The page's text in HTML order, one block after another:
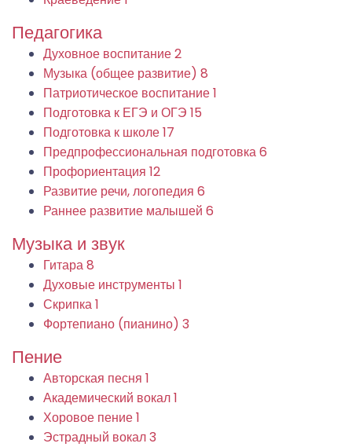
Педагогика
Духовное воспитание2
Музыка (общее развитие) 8
Патриотическое воспитание1
Подготовка к ЕГЭ и ОГЭ 15
Подготовка к школе17
Предпрофессиональная подготовка6
Профориентация 12
Развитие речи, логопедия 6
Раннее развитие малышей 6
Музыка и звук
Гитара8
Духовые инструменты 1
Скрипка1
Фортепиано (пианино) 3
Пение
Авторская песня 1
Академический вокал1
Хоровое пение1
Эстрадный вокал3